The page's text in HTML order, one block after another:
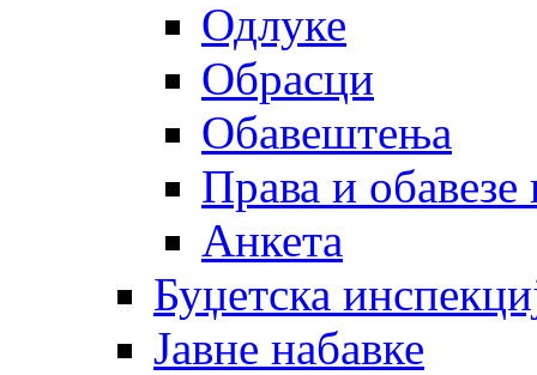
Одлуке
Обрасци
Обавештења
Права и
Анкета
Буџетска
Јавне набавке